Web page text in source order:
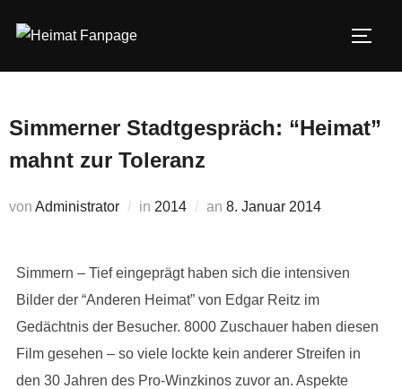
Inhalt
Simmerner Stadtgespräch: “Heimat”
mahnt zur Toleranz
von Administrator in 2014 an Veröffentlicht
8. Januar 2014
Simmern – Tief eingeprägt haben sich die intensiven
Bilder der “Anderen Heimat” von Edgar Reitz im
Gedächtnis der Besucher. 8000 Zuschauer haben diesen
Film gesehen – so viele lockte kein anderer Streifen in
den 30 Jahren des Pro-Winzkinos zuvor an. Aspekte